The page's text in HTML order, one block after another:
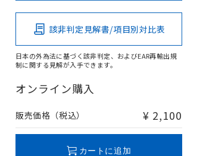
該非判定見解書/項目別対比表
日本の外為法に基づく該非判定、およびEAR再輸出規
制に関する見解が入手できます。
オンライン購入
販売価格（税込） ¥ 2,100
カートに追加